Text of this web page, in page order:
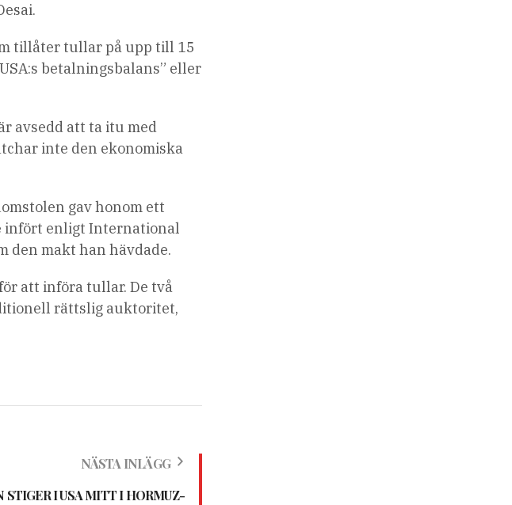
tillåter tullar på upp till 15
betalningsbalans” eller
avsedd att ta itu med
inte den ekonomiska
gav honom ett
infört enligt International
den makt han hävdade.
att införa tullar. De två
rättslig auktoritet,
NÄSTA INLÄGG
STIGER I USA MITT I HORMUZ-